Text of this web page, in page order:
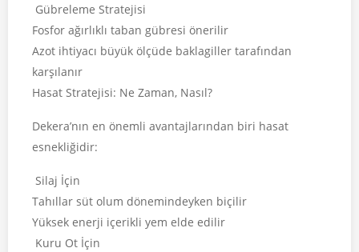
Gübreleme Stratejisi
Fosfor ağırlıklı taban gübresi önerilir
Azot ihtiyacı büyük ölçüde baklagiller tarafından
karşılanır
Hasat Stratejisi: Ne Zaman, Nasıl?
Dekera’nın en önemli avantajlarından biri hasat
esnekliğidir:
Silaj İçin
Tahıllar süt olum dönemindeyken biçilir
Yüksek enerji içerikli yem elde edilir
Kuru Ot İçin